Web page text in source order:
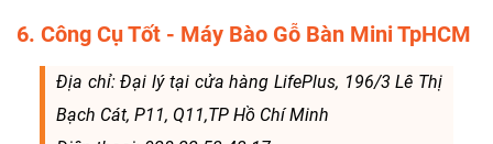
6. Công Cụ Tốt - Máy Bào Gỗ Bàn Mini TpHCM
Địa chỉ: Đại lý tại cửa hàng LifePlus, 196/3 Lê Thị
Bạch Cát, P11, Q11,TP Hồ Chí Minh